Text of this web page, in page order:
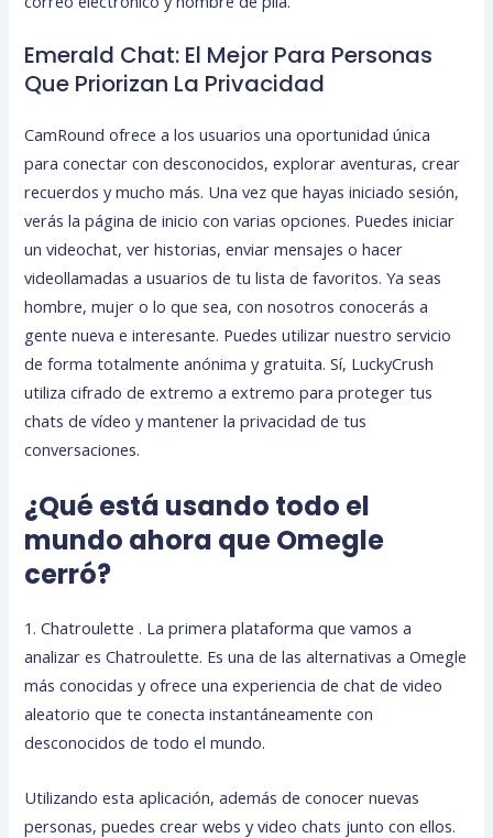
Emerald Chat: El Mejor Para Personas
Que Priorizan La Privacidad
CamRound ofrece a los usuarios una oportunidad única
para conectar con desconocidos, explorar aventuras, crear
recuerdos y mucho más. Una vez que hayas iniciado sesión,
verás la página de inicio con varias opciones. Puedes iniciar
un videochat, ver historias, enviar mensajes o hacer
videollamadas a usuarios de tu lista de favoritos. Ya seas
hombre, mujer o lo que sea, con nosotros conocerás a
gente nueva e interesante. Puedes utilizar nuestro servicio
de forma totalmente anónima y gratuita. Sí, LuckyCrush
utiliza cifrado de extremo a extremo para proteger tus
chats de vídeo y mantener la privacidad de tus
conversaciones.
¿Qué está usando todo el
mundo ahora que Omegle
cerró?
1. Chatroulette . La primera plataforma que vamos a
analizar es Chatroulette. Es una de las alternativas a Omegle
más conocidas y ofrece una experiencia de chat de video
aleatorio que te conecta instantáneamente con
desconocidos de todo el mundo.
Utilizando esta aplicación, además de conocer nuevas
personas, puedes crear webs y video chats junto con ellos.